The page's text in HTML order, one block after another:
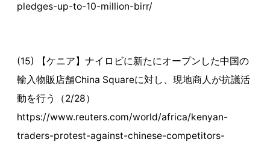
pledges-up-to-10-million-birr/
(15) 【ケニア】ナイロビに新たにオープンした中国の
輸入物販店舗China Squareに対し、現地商人が抗議活
動を行う（2/28）
https://www.reuters.com/world/africa/kenyan-
traders-protest-against-chinese-competitors-